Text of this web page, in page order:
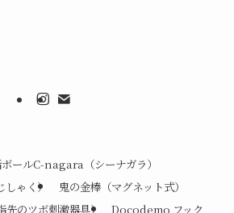
ールC-nagara（シーナガラ）
ゃく）
鬼の金棒（マグネット式）
先のツボ刺激器具）
Docodemo フック